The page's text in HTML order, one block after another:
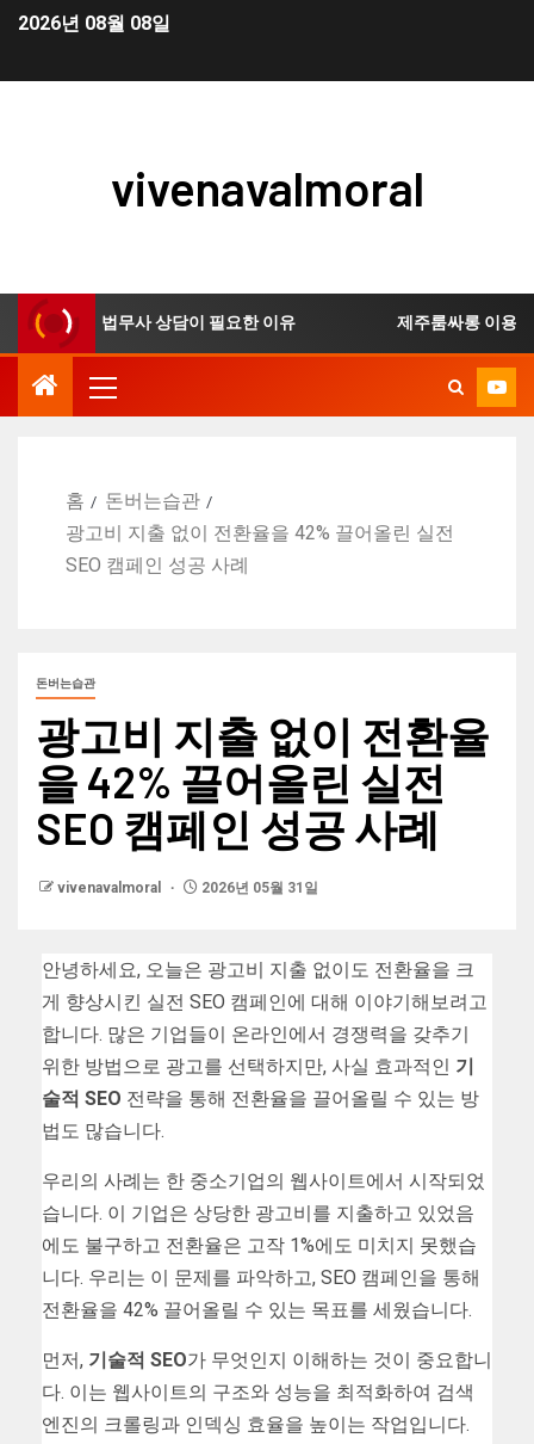
2026년 08월 08일
vivenavalmoral
신청 시 법무사 상담이 필요한 이유 제주룸싸롱 이용 전
홈
돈버는습관
광고비 지출 없이 전환율을 42% 끌어올린 실전
SEO 캠페인 성공 사례
돈버는습관
광고비 지출 없이 전환율
을 42% 끌어올린 실전
SEO 캠페인 성공 사례
vivenavalmoral 2026년 05월 31일
안녕하세요, 오늘은 광고비 지출 없이도 전환율을 크
게 향상시킨 실전 SEO 캠페인에 대해 이야기해보려고
합니다. 많은 기업들이 온라인에서 경쟁력을 갖추기
위한 방법으로 광고를 선택하지만, 사실 효과적인 기
술적 SEO 전략을 통해 전환율을 끌어올릴 수 있는 방
법도 많습니다.
우리의 사례는 한 중소기업의 웹사이트에서 시작되었
습니다. 이 기업은 상당한 광고비를 지출하고 있었음
에도 불구하고 전환율은 고작 1%에도 미치지 못했습
니다. 우리는 이 문제를 파악하고, SEO 캠페인을 통해
전환율을 42% 끌어올릴 수 있는 목표를 세웠습니다.
먼저, 기술적 SEO가 무엇인지 이해하는 것이 중요합니
다. 이는 웹사이트의 구조와 성능을 최적화하여 검색
엔진의 크롤링과 인덱싱 효율을 높이는 작업입니다.